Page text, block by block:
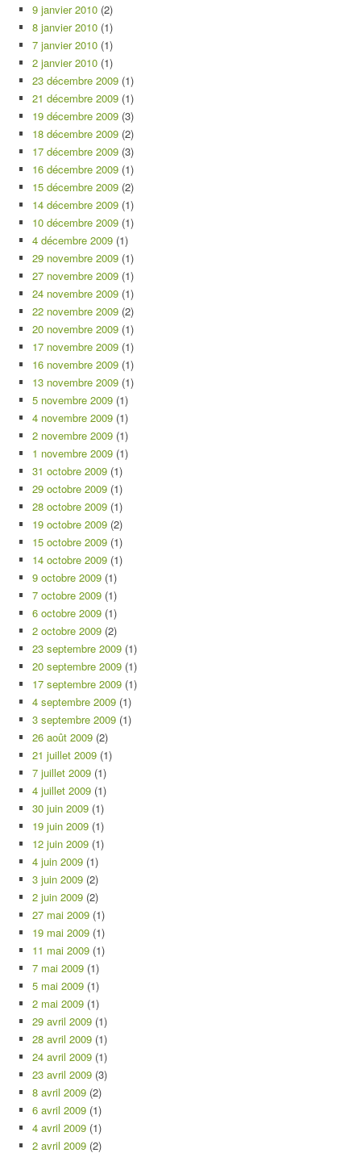
9 janvier 2010 (2)
8 janvier 2010 (1)
7 janvier 2010 (1)
2 janvier 2010 (1)
23 décembre 2009 (1)
21 décembre 2009 (1)
19 décembre 2009 (3)
18 décembre 2009 (2)
17 décembre 2009 (3)
16 décembre 2009 (1)
15 décembre 2009 (2)
14 décembre 2009 (1)
10 décembre 2009 (1)
4 décembre 2009 (1)
29 novembre 2009 (1)
27 novembre 2009 (1)
24 novembre 2009 (1)
22 novembre 2009 (2)
20 novembre 2009 (1)
17 novembre 2009 (1)
16 novembre 2009 (1)
13 novembre 2009 (1)
5 novembre 2009 (1)
4 novembre 2009 (1)
2 novembre 2009 (1)
1 novembre 2009 (1)
31 octobre 2009 (1)
29 octobre 2009 (1)
28 octobre 2009 (1)
19 octobre 2009 (2)
15 octobre 2009 (1)
14 octobre 2009 (1)
9 octobre 2009 (1)
7 octobre 2009 (1)
6 octobre 2009 (1)
2 octobre 2009 (2)
23 septembre 2009 (1)
20 septembre 2009 (1)
17 septembre 2009 (1)
4 septembre 2009 (1)
3 septembre 2009 (1)
26 août 2009 (2)
21 juillet 2009 (1)
7 juillet 2009 (1)
4 juillet 2009 (1)
30 juin 2009 (1)
19 juin 2009 (1)
12 juin 2009 (1)
4 juin 2009 (1)
3 juin 2009 (2)
2 juin 2009 (2)
27 mai 2009 (1)
19 mai 2009 (1)
11 mai 2009 (1)
7 mai 2009 (1)
5 mai 2009 (1)
2 mai 2009 (1)
29 avril 2009 (1)
28 avril 2009 (1)
24 avril 2009 (1)
23 avril 2009 (3)
8 avril 2009 (2)
6 avril 2009 (1)
4 avril 2009 (1)
2 avril 2009 (2)